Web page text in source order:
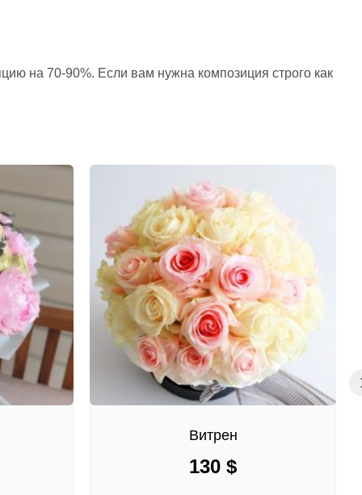
на 70-90%. Если вам нужна композиция строго как
Витрен
130 $